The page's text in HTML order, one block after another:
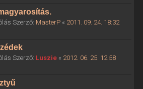
Szerző: MasterP« 2011. 09. 24. 18:32
Szerző: Luszie« 2012. 06. 25. 12:58